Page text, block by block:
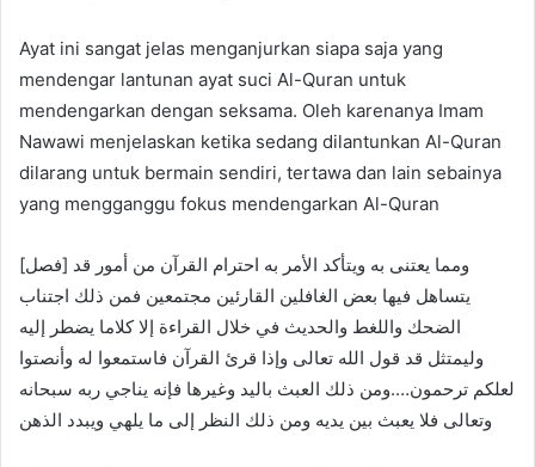
Ayat ini sangat jelas menganjurkan siapa saja yang
mendengar lantunan ayat suci Al-Quran untuk
mendengarkan dengan seksama. Oleh karenanya Imam
Nawawi menjelaskan ketika sedang dilantunkan Al-Quran
dilarang untuk bermain sendiri, tertawa dan lain sebainya
yang mengganggu fokus mendengarkan Al-Quran
[فصل] ومما يعتنى به ويتأكد الأمر به احترام القرآن من أمور قد
يتساهل فيها بعض الغافلين القارئين مجتمعين فمن ذلك اجتناب
الضحك واللغط والحديث في خلال القراءة إلا كلاما يضطر إليه
وليمتثل قد قول الله تعالى وإذا قرئ القرآن فاستمعوا له وأنصتوا
لعلكم ترحمون….ومن ذلك العبث باليد وغيرها فإنه يناجي ربه سبحانه
وتعالى فلا يعبث بين يديه ومن ذلك النظر إلى ما يلهي ويبدد الذهن